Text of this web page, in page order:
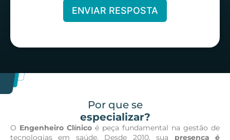
ENVIAR RESPOSTA
Por que se
especializar?
O Engenheiro Clínico é peça fundamental na gestão de
tecnologias em saúde. Desde 2010, sua presença é